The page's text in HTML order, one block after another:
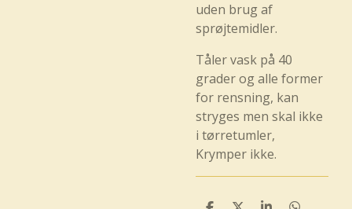
uden brug af
sprøjtemidler.
Tåler vask på 40
grader og alle former
for rensning, kan
stryges men skal ikke
i tørretumler,
Krymper ikke.